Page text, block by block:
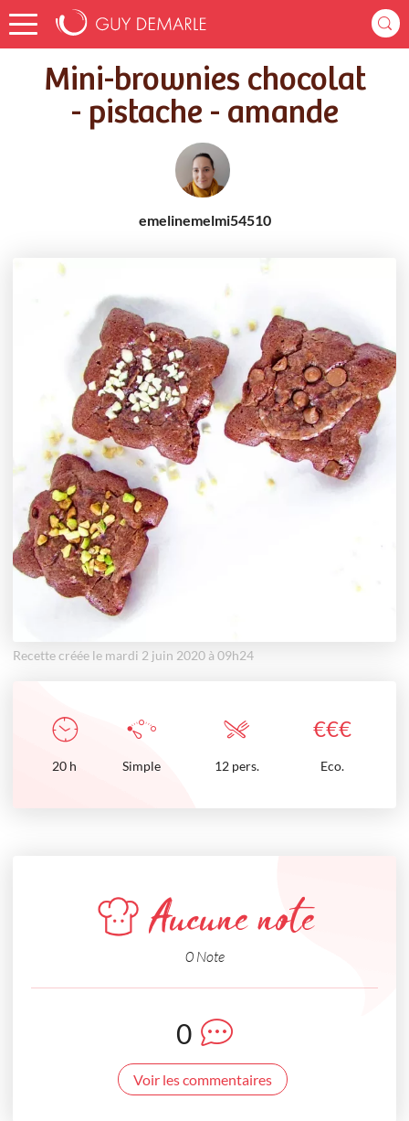
Accueil
Recettes
Mini-brownies chocolat - pistache - amande
Mini-brownies chocolat
- pistache - amande
emelinemelmi54510
Recette créée le mardi 2 juin 2020 à 09h24
€€€
20 h Simple 12 pers. Eco.
Aucune note
0 Note
0
Voir les commentaires